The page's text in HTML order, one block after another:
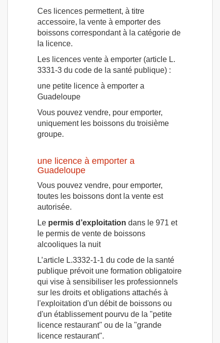
Ces licences permettent, à titre
accessoire, la vente à emporter des
boissons correspondant à la catégorie de
la licence.
Les licences vente à emporter (article L.
3331-3 du code de la santé publique) :
une petite licence à emporter a
Guadeloupe
Vous pouvez vendre, pour emporter,
uniquement les boissons du troisième
groupe.
une licence à emporter a
Guadeloupe
Vous pouvez vendre, pour emporter,
toutes les boissons dont la vente est
autorisée.
Le permis d’exploitation dans le 971 et
le permis de vente de boissons
alcooliques la nuit
L’article L.3332-1-1 du code de la santé
publique prévoit une formation obligatoire
qui vise à sensibiliser les professionnels
sur les droits et obligations attachés à
l'exploitation d'un débit de boissons ou
d'un établissement pourvu de la "petite
licence restaurant" ou de la "grande
licence restaurant".